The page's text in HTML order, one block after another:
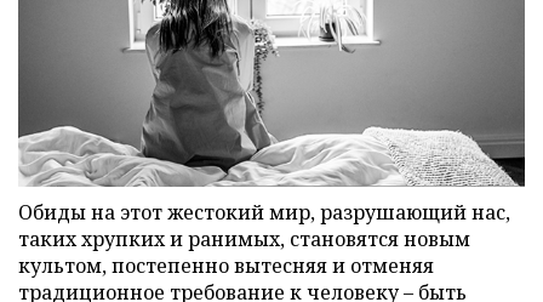
Обиды на этот жестокий мир, разрушающий нас,
таких хрупких и ранимых, становятся новым
культом, постепенно вытесняя и отменяя
традиционное требование к человеку – быть